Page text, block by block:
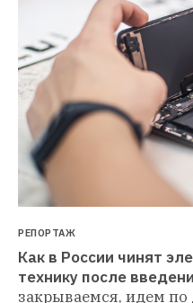
РЕПОРТАЖ
Как в России чинят
технику после
закрываемся, идем по